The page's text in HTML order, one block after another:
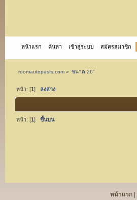
หน้าแรก ค้นหา เข้าสู่ระบบ สมัครสมาชิก
roomautopasts.com» ขนาด 26”
หน้า: [1] ลงล่าง
หน้า: [1 ] ขึ้นบน
หน้าแรก